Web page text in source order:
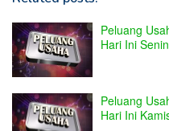
Peluang
Hari Ini
Peluang
Hari Ini